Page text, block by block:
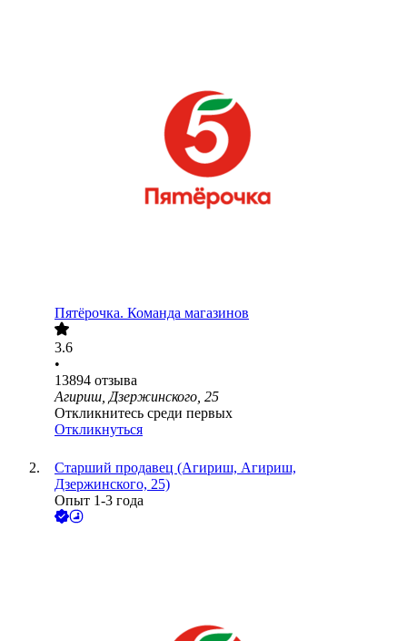
Пятёрочка. Команда магазинов
3.6
•
13894 отзыва
Агириш, Дзержинского, 25
Откликнитесь среди первых
Откликнуться
Старший продавец (Агириш, Агириш,
Дзержинского, 25)
Опыт 1-3 года